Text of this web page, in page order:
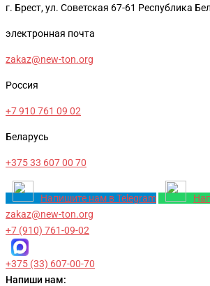
г. Брест, ул. Советская 67-61 Республика
электронная почта
zakaz@new-ton.org
Россия
+7 910 761 09 02
Беларусь
+375 33 607 00 70
Напишите нам в Telegram
zakaz@new-ton.org
+7 (910) 761-09-02
+375 (33) 607-00-70
Напиши нам: